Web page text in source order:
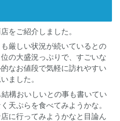
をご紹介しました。
厳しい状況が続いているとの
の大盛況っぷりで、すごいな
なお値段で気軽に訪れやすい
ました。
構おいしいとの事も書いてい
天ぷらを食べてみようかな。
に行ってみようかなと目論ん